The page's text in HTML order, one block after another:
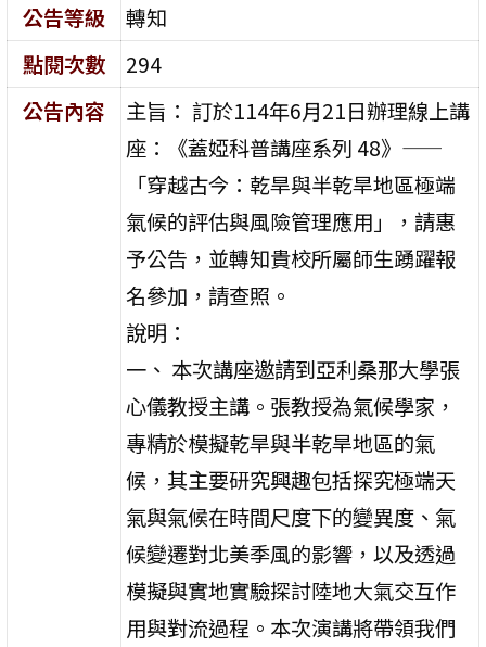
公告等級
轉知
點閱次數
294
公告內容
主旨： 訂於114年6月21日辦理線上講
座：《蓋婭科普講座系列 48》——
「穿越古今：乾旱與半乾旱地區極端
氣候的評估與風險管理應用」，請惠
予公告，並轉知貴校所屬師生踴躍報
名參加，請查照。
說明：
一、 本次講座邀請到亞利桑那大學張
心儀教授主講。張教授為氣候學家，
專精於模擬乾旱與半乾旱地區的氣
候，其主要研究興趣包括探究極端天
氣與氣候在時間尺度下的變異度、氣
候變遷對北美季風的影響，以及透過
模擬與實地實驗探討陸地大氣交互作
用與對流過程。本次演講將帶領我們